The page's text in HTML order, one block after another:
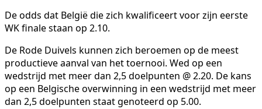
De odds dat België die zich kwalificeert voor zijn eerste
WK finale staan op 2.10.
De Rode Duivels kunnen zich beroemen op de meest
productieve aanval van het toernooi. Wed op een
wedstrijd met meer dan 2,5 doelpunten @ 2.20. De kans
op een Belgische overwinning in een wedstrijd met meer
dan 2,5 doelpunten staat genoteerd op 5.00.